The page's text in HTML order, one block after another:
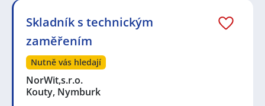
Skladník s technickým
zaměřením
Nutně vás hledají
NorWit,s.r.o.
Kouty, Nymburk